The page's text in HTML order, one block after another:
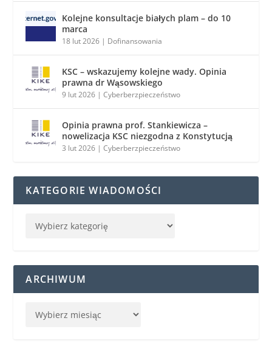
Kolejne konsultacje białych plam – do 10
marca
18 lut 2026 | Dofinansowania
KSC – wskazujemy kolejne wady. Opinia
prawna dr Wąsowskiego
9 lut 2026 |Cyberberzpieczeństwo
Opinia prawna prof. Stankiewicza –
nowelizacja KSC niezgodna z Konstytucją
3 lut 2026 |Cyberberzpieczeństwo
KATEGORIE WIADOMOŚCI
ARCHIWUM